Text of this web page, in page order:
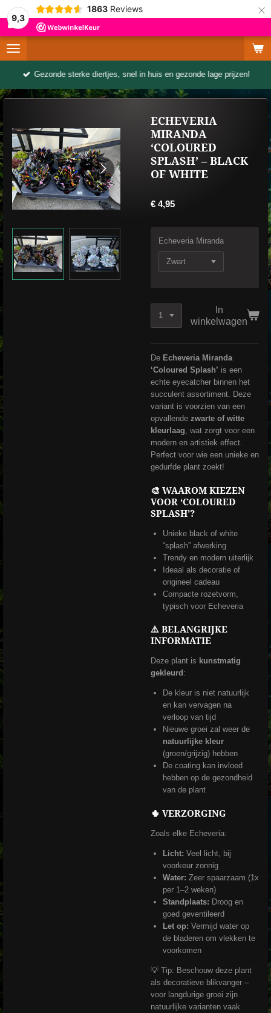
9,3
1863 Reviews ×
Gezonde sterke diertjes, snel in huis en gezonde lage prijzen!
ECHEVERIA
MIRANDA
‘COLOURED
SPLASH’ – BLACK
OF WHITE
€ 4,95
Echeveria Miranda
In
winkelwagen
De Echeveria Miranda
‘Coloured Splash’ is een
echte eyecatcher binnen het
succulent assortiment. Deze
variant is voorzien van een
opvallende zwarte of witte
kleurlaag, wat zorgt voor een
modern en artistiek effect.
Perfect voor wie een unieke en
gedurfde plant zoekt!
🎨 WAAROM KIEZEN
VOOR ‘COLOURED
SPLASH’?
Unieke black of white
“splash” afwerking
Trendy en modern uiterlijk
Ideaal als decoratie of
origineel cadeau
Compacte rozetvorm,
typisch voor Echeveria
⚠️ BELANGRIJKE
INFORMATIE
Deze plant is kunstmatig
gekleurd :
De kleur is niet natuurlijk
en kan vervagen na
verloop van tijd
Nieuwe groei zal weer de
natuurlijke kleur
(groen/grijzig) hebben
De coating kan invloed
hebben op de gezondheid
van de plant
🌵 VERZORGING
Zoals elke Echeveria:
Licht: Veel licht, bij
voorkeur zonnig
Water: Zeer spaarzaam (1x
per 1–2 weken)
Standplaats: Droog en
goed geventileerd
Let op: Vermijd water op
de bladeren om vlekken te
voorkomen
💡 Tip: Beschouw deze plant
als decoratieve blikvanger –
voor langdurige groei zijn
natuurlijke varianten vaak